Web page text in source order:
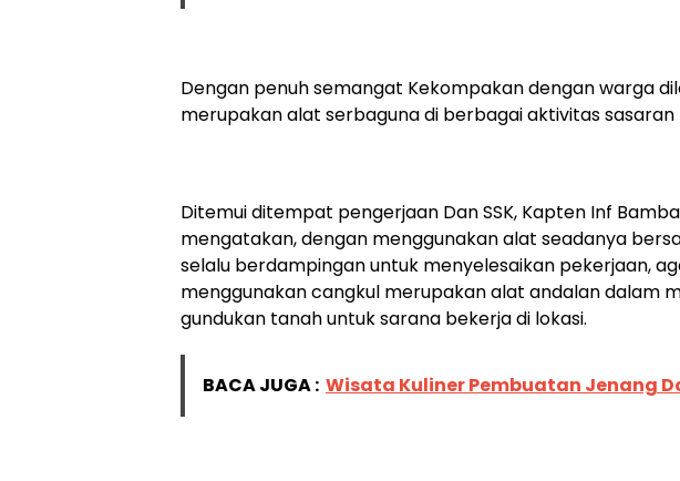
Dengan penuh semangat Kekompakan dengan warga
merupakan alat serbaguna di berbagai aktivitas sasaran
Ditemui ditempat pengerjaan Dan SSK, Kapten Inf
mengatakan, dengan menggunakan alat seadanya
selalu berdampingan untuk menyelesaikan pekerjaan,
menggunakan cangkul merupakan alat andalan dalam
gundukan tanah untuk sarana bekerja di lokasi.
BACA JUGA : Wisata Kuliner Pembuatan Jenang